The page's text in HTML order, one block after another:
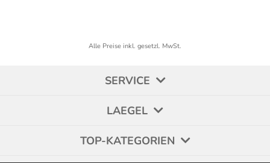
Alle Preise inkl. gesetzl. MwSt.
SERVICE
LAEGEL
TOP-KATEGORIEN